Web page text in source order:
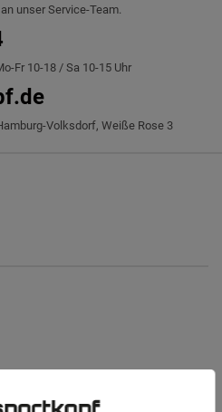
unser Service-Team.
Fr 10-18 / Sa 10-15 Uhr
Volksdorf, Weiße Rose 3